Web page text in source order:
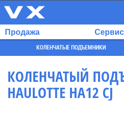
ВЫБРАННЫЙ
Продажа Сервис
КОЛЕНЧАТЫЕ ПОДЪЕМНИКИ
КОЛЕНЧАТЫЙ
HAULOTTE HA12 CJ